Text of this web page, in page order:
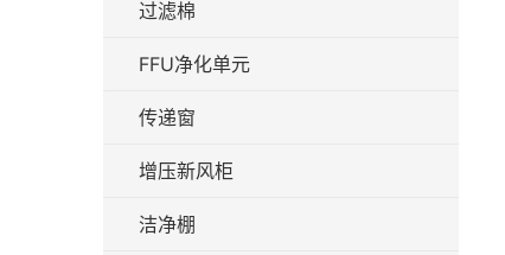
过滤棉
FFU净化单元
传递窗
增压新风柜
洁净棚